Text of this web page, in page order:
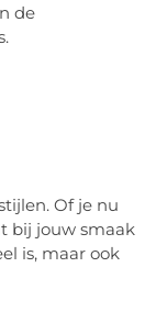
de
Of je nu
bij jouw smaak
is, maar ook